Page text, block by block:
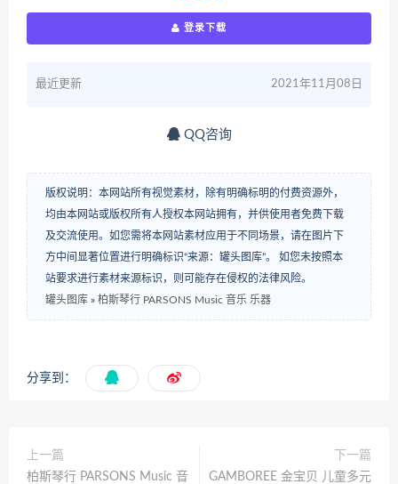
登录下载
最近更新 2021年11月08日
QQ咨询
版权说明：本网站所有视觉素材，除有明确标明的付费资源外，
均由本网站或版权所有人授权本网站拥有，并供使用者免费下载
及交流使用。如您需将本网站素材应用于不同场景，请在图片下
方中间显著位置进行明确标识“来源：罐头图库”。 如您未按照本
站要求进行素材来源标识，则可能存在侵权的法律风险。
罐头图库 » 柏斯琴行 PARSONS Music 音乐 乐器
分享到：
上一篇
柏斯琴行 PARSONS Music 音
下一篇
GAMBOREE 金宝贝 儿童多元